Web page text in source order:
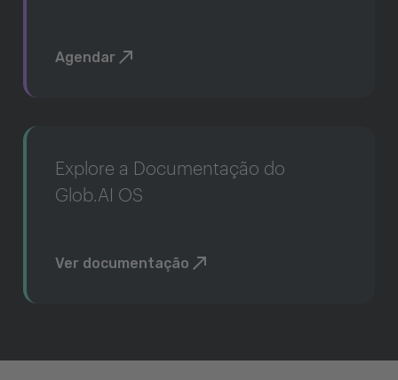
Agendar
Explore a Documentação do
Glob.AI OS
Ver documentação